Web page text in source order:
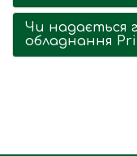
Чи надається
обладнання